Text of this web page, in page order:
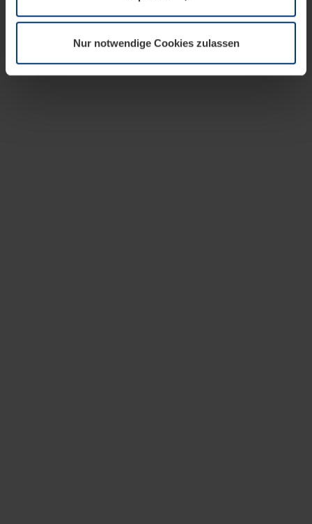
wir Ihre Erlaubnis. Ihre Einwilligung können Sie jederzeit
Datenschutzerklärungunserer Website ändern oder
widerrufen.
Nur notwendige Cookies zulassen